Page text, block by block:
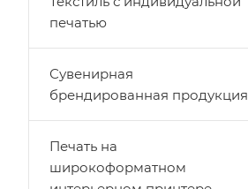
печатью
Сувенирная
брендированная продукция
Печать на
широкоформатном